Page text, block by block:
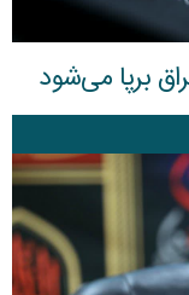
برپا می‌شود